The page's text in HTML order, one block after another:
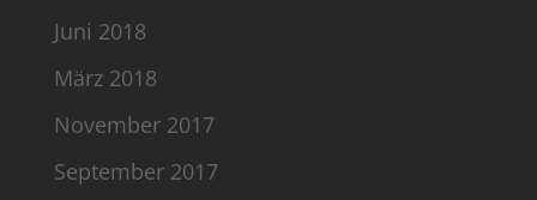
Juni 2018
März 2018
November 2017
September 2017